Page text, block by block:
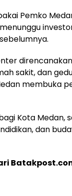
Pemko
sakit, dan
membuka
Kota Medan,
dan